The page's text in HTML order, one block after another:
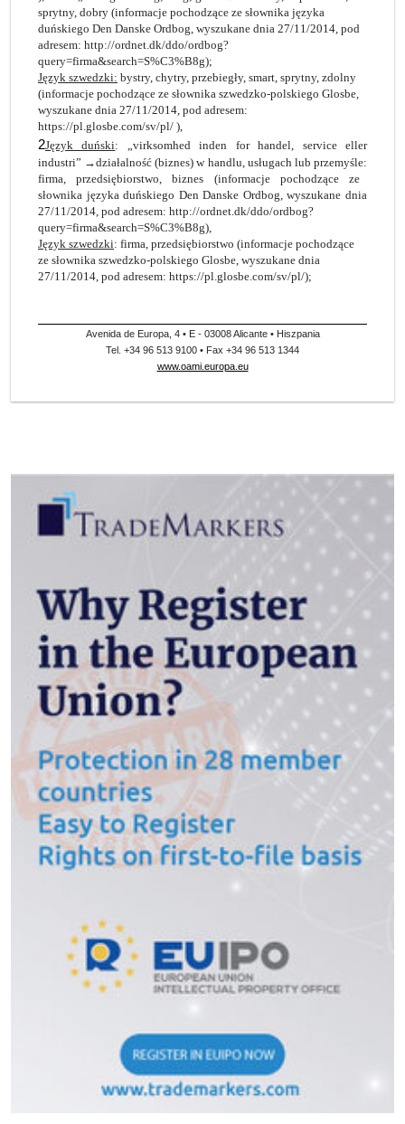
sprytny, dobry (informacje pochodzące ze słownika języka
duńskiego Den Danske Ordbog, wyszukane dnia 27/11/2014, pod
adresem: http://ordnet.dk/ddo/ordbog?
query=firma&search=S%C3%B8g);
Język szwedzki: bystry, chytry, przebiegły, smart, sprytny, zdolny
(informacje pochodzące ze słownika szwedzko-polskiego Glosbe,
wyszukane dnia 27/11/2014, pod adresem:
https://pl.glosbe.com/sv/pl/ ),
2Język duński: „virksomhed inden for handel, service eller
industri” →działalność (biznes) w handlu, usługach lub przemyśle:
firma,przedsiębiorstwo, biznes (informacje pochodzące ze
słownika języka duńskiego Den Danske Ordbog,wyszukane dnia
27/11/2014, pod adresem: http://ordnet.dk/ddo/ordbog?
query=firma&search=S%C3%B8g),
Język szwedzki: firma, przedsiębiorstwo (informacje pochodzące
ze słownika szwedzko-polskiego Glosbe, wyszukane dnia
27/11/2014, pod adresem: https://pl.glosbe.com/sv/pl/);
Avenida de Europa, 4 • E - 03008 Alicante • Hiszpania
Tel. +34 96 513 9100 • Fax +34 96 513 1344
www.oami.europa.eu